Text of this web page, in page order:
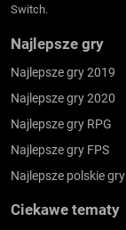
Switch.
Najlepsze gry
Najlepsze gry 2019
Najlepsze gry 2020
Najlepsze gry RPG
Najlepsze gry FPS
Najlepsze polskie gry
Ciekawe tematy